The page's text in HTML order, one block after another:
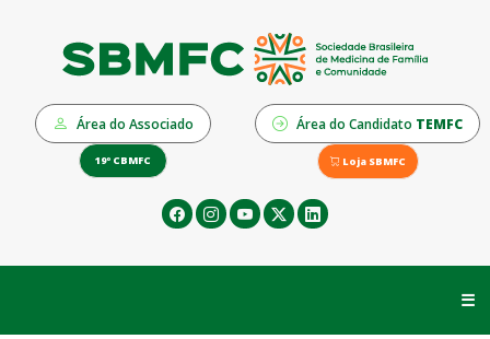
Área do Associado Área do Candidato TEMFC
19º CBMFC Loja SBMFC
☰